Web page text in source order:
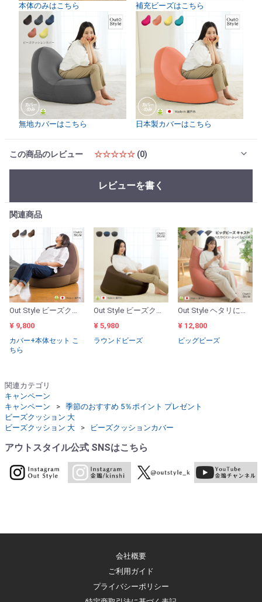
本体のみはこちら 補充ビーズはこちら
無地カバーはこちら 日本製カバーはこちら
この商品のレビュー ☆☆☆☆☆ (0)
レビューを書く
関連商品
Out Style ビーズクッション へたりにくいドロップ 背もたれ付き 日本製ビーズ 補充可 カバー洗える 65x80x60cm パイル ベロア
¥ 9,800
カバー+本体セット こ
ちら
Out Style ビーズクッション ラウンド へたりにくい 日本製ビーズ 補充可 カバー洗える 直径68x27cm キャスト
¥ 5,980
ラウンドビーズ
Out Style ヘタリにくい ビーズクッション ビッグ 特大 日本製 発泡ビーズ 補充可 洗えるカバー 95x125x25cm キャスト
¥ 12,800
ビッグビーズ
関連カテゴリ
キャンペーン
キャンペーン
季節のおすすめ 5％ポイント プレゼント
ビーズクッション 大
ビーズクッション 大
ビーズクッションカバー
アウトスタイル公式 SNSはこちら
会社概要
ご利用ガイド
プライバシーポリシー